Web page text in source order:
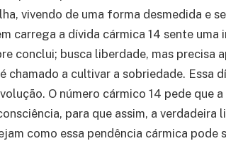
vivendo de uma forma desmedida e
carrega a dívida cármica 14 sente
conclui; busca liberdade, mas precisa
chamado a cultivar a sobriedade. Essa
O número cármico 14 pede que
para que assim, a verdadeira
como essa pendência cármica pode